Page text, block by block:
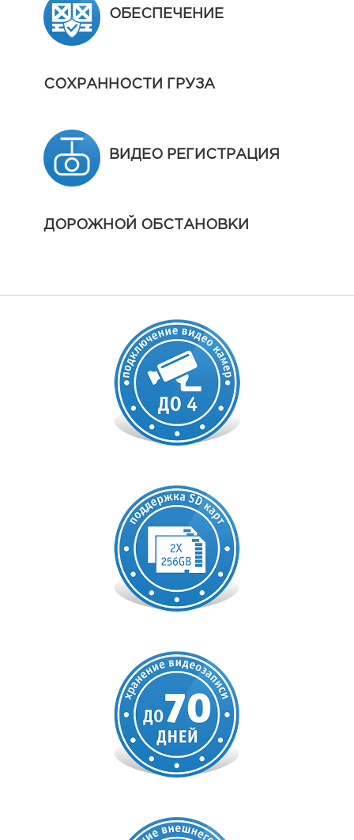
ОБЕСПЕЧЕНИЕ
СОХРАННОСТИ ГРУЗА
ВИДЕО РЕГИСТРАЦИЯ
ДОРОЖНОЙ ОБСТАНОВКИ